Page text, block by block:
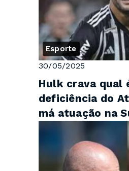
Esporte
30/05/2025
Hulk crava qual
deficiência do
má atuação na